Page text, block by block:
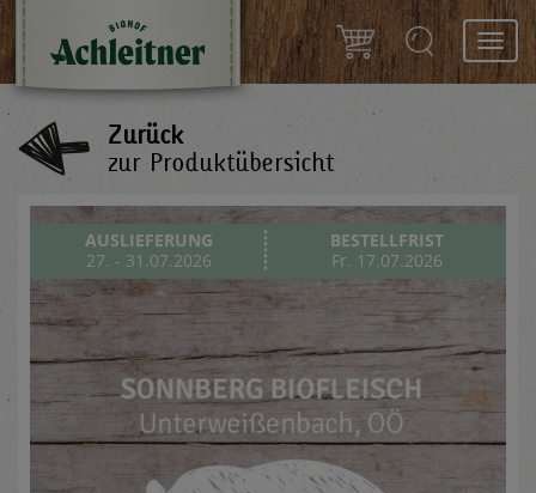
Zurück
zur Produktübersicht
AUSLIEFERUNG
27. - 31.07.2026
BESTELLFRIST
Fr. 17.07.2026